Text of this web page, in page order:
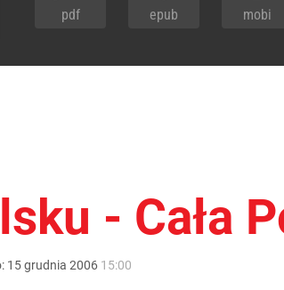
pdf epub mobi
- Cała
15grudnia 2006 15:00